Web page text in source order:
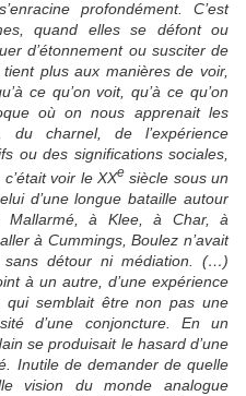
profondément. C’est
quand elles se défont ou
d’étonnement ou susciter de
plus aux manières de voir,
ce qu’on voit, qu’à ce qu’on
où on nous apprenait les
charnel, de l’expérience
ou des significations sociales,
voir le XXesiècle sous un
d’une longue bataille autour
à Klee, à Char, à
à Cummings, Boulez n’avait
sans détour ni médiation. (…)
à un autre, d’une expérience
semblait être non pas une
d’une conjoncture. En un
se produisait le hasard d’une
Inutile de demander de quelle
vision du monde analogue